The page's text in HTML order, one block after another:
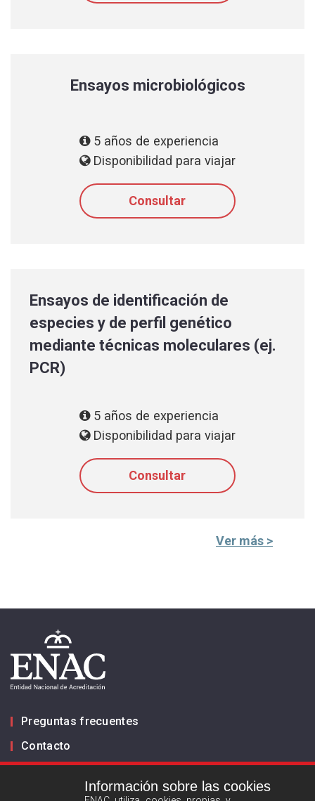
Ensayos microbiológicos
5 años de experiencia
Disponibilidad para viajar
Consultar
Ensayos de identificación de
especies y de perfil genético
mediante técnicas moleculares (ej.
PCR)
5 años de experiencia
Disponibilidad para viajar
Consultar
Ver más >
Preguntas frecuentes
Contacto
Información sobre las cookies